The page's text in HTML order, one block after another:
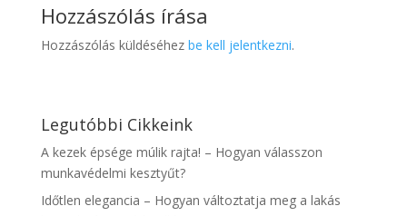
Hozzászólás írása
Hozzászólás küldéséhez be kell jelentkezni.
Legutóbbi Cikkeink
A kezek épsége múlik rajta! – Hogyan válasszon
munkavédelmi kesztyűt?
Időtlen elegancia – Hogyan változtatja meg a lakás